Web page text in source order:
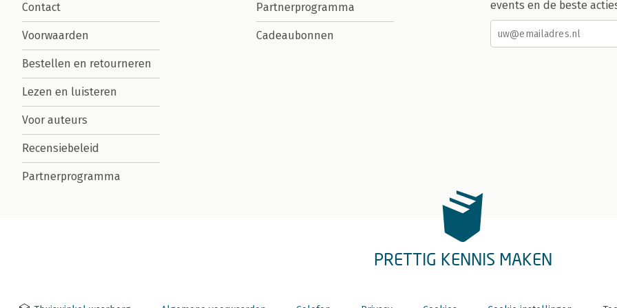
Contact
Voorwaarden
Bestellen en retourneren
Lezen en luisteren
Voor auteurs
Recensiebeleid
Partnerprogramma
Partnerprogramma
Cadeaubonnen
events en de beste
PRETTIG KENNIS MAKEN